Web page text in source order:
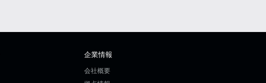
企業情報
会社概要